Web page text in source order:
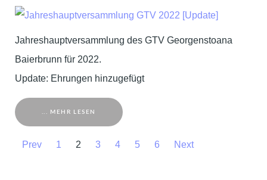
Jahreshauptversammlung des GTV Georgenstoana
Baierbrunn für 2022.
Update: Ehrungen hinzugefügt
... MEHR LESEN
Prev 1 2 3 4 5 6 Next